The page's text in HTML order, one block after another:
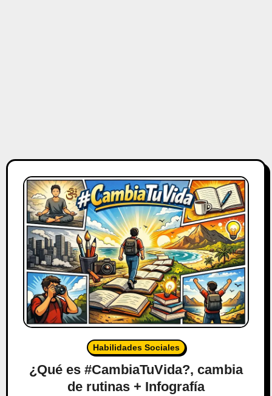
Habilidades Sociales
¿Qué es #CambiaTuVida?, cambia
de rutinas + Infografía